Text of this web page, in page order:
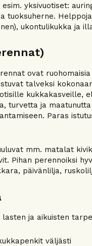
yksivuotiset:
tuoksuherne.
ukontulikukka ja
ovat
talveksi
kukkakasveille,
turvetta ja
Paras
mm. matalat
Pihan perennoiksi
päivänlilja,
lasten ja aikuisten
väljästi